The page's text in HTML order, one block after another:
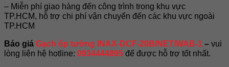
– Miễn phí giao hàng đến công trình trong khu vực
TP.HCM, hỗ trợ chi phí vận chuyển đến các khu vực ngoài
TP.HCM
Báo giá Gạch ốp tường INAX-DCF-20B/NET/WAB-1 – vui
lòng liên hệ hotline: 0934444895 để được hỗ trợ tốt nhất.